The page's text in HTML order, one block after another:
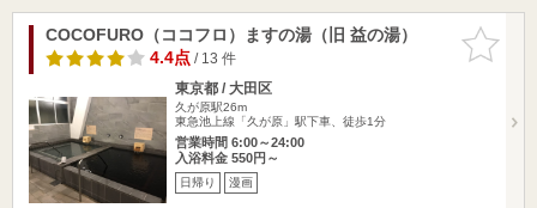
お気に入
りに追加
COCOFURO（ココフロ）ますの湯（旧 益の湯）
4.4点/ 13 件
東京都 / 大田区
久が原駅26m
東急池上線「久が原」駅下車、徒歩1分
営業時間 6:00～24:00
入浴料金 550円～
日帰り 漫画